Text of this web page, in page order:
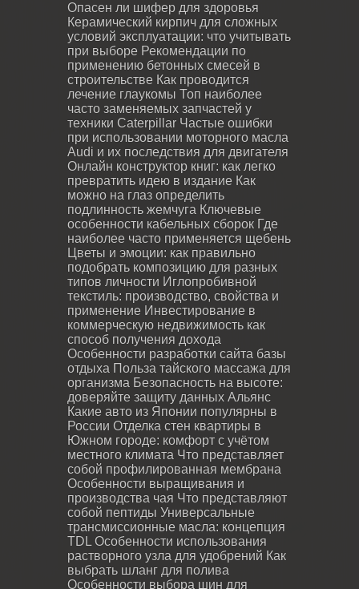
Опасен ли шифер для здоровья
Керамический кирпич для сложных
условий эксплуатации: что учитывать
при выборе Рекомендации по
применению бетонных смесей в
строительстве Как проводится
лечение глаукомы Топ наиболее
часто заменяемых запчастей у
техники Caterpillar Частые ошибки
при использовании моторного масла
Audi и их последствия для двигателя
Онлайн конструктор книг: как легко
превратить идею в издание Как
можно на глаз определить
подлинность жемчуга Ключевые
особенности кабельных сборок Где
наиболее часто применяется щебень
Цветы и эмоции: как правильно
подобрать композицию для разных
типов личности Иглопробивной
текстиль: производство, свойства и
применение Инвестирование в
коммерческую недвижимость как
способ получения дохода
Особенности разработки сайта базы
отдыха Польза тайского массажа для
организма Безопасность на высоте:
доверяйте защиту данных Альянс
Какие авто из Японии популярны в
России Отделка стен квартиры в
Южном городе: комфорт с учётом
местного климата Что представляет
собой профилированная мембрана
Особенности выращивания и
производства чая Что представляют
собой пептиды Универсальные
трансмиссионные масла: концепция
TDL Особенности использования
растворного узла для удобрений Как
выбрать шланг для полива
Особенности выбора шин для